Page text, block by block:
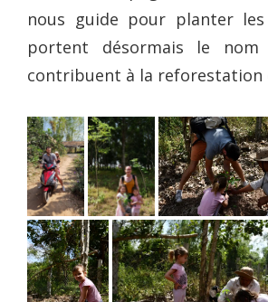
nous guide pour planter
portent désormais le
contribuent à la reforestation